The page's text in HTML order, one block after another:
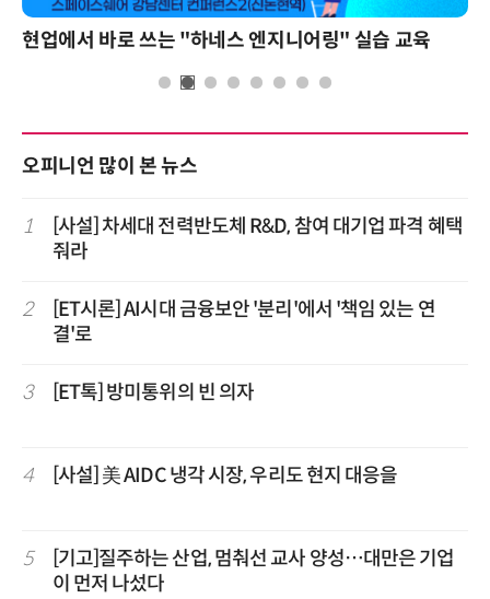
현업에서 바로 쓰는 "하네스 엔지니어링" 실습 교육
오피니언 많이 본 뉴스
1
[사설] 차세대 전력반도체 R&D, 참여 대기업 파격 혜택
줘라
2
[ET시론] AI시대 금융보안 '분리'에서 '책임 있는 연
결'로
3 [ET톡] 방미통위의 빈 의자
4 [사설] 美 AIDC 냉각 시장, 우리도 현지 대응을
5
[기고]질주하는 산업, 멈춰선 교사 양성…대만은 기업
이 먼저 나섰다